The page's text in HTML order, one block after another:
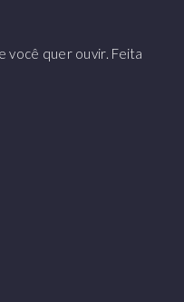
você quer ouvir. Feita